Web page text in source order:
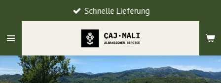
Hauptinhalt
springen
Schnelle Lieferung